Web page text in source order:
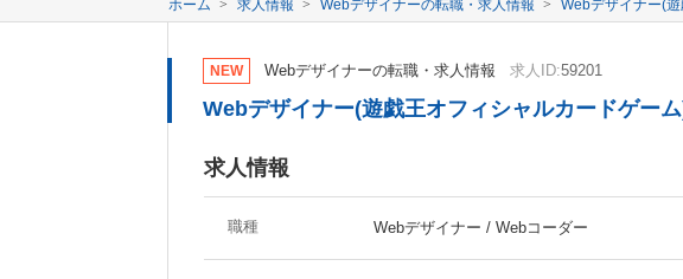
ホーム 求人情報 Webデザイナーの転職・求人情報 Webデザイナー(
NEW Webデザイナーの転職・求人情報 求人ID:59201
Webデザイナー(遊戯王オフィシャルカードゲー
求人情報
職種 Webデザイナー / Webコーダー